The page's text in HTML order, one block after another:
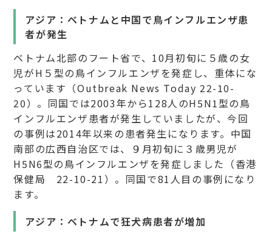
アジア：ベトナムと中国で鳥インフルエンザ患
者が発生
ベトナム北部のフート省で、10月初旬に５歳の女
児がH５型の鳥インフルエンザを発症し、重体にな
っています（Outbreak News Today 22-10-
20）。同国では2003年から128人のH5N1型の鳥
インフルエンザ患者が発生していましたが、今回
の事例は2014年以来の患者発生になります。中国
南部の広西自治区では、９月初旬に３歳男児が
H5N6型の鳥インフルエンザを発症しました（香港
保健局 22-10-21）。同国で81人目の事例になり
ます。
アジア：ベトナムで狂犬病患者が増加